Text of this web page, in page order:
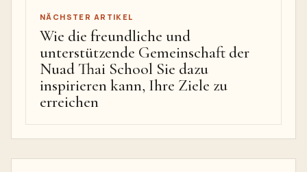
NÄCHSTER ARTIKEL
Wie die freundliche und
unterstützende Gemeinschaft der
Nuad Thai School Sie dazu
inspirieren kann, Ihre Ziele zu
erreichen